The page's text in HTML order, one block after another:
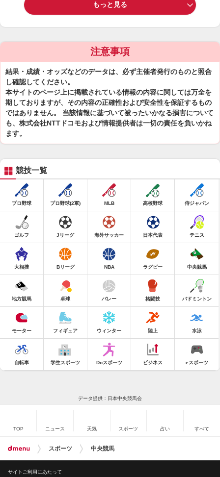
もっと見る
注意事項
結果・成績・オッズなどのデータは、必ず主催者発行のものと照合
し確認してください。
本サイトのページ上に掲載されている情報の内容に関しては万全を
期しておりますが、その内容の正確性および安全性を保証するもの
ではありません。 当該情報に基づいて被ったいかなる損害について
も、株式会社NTTドコモおよび情報提供者は一切の責任を負いかね
ます。
競技一覧
プロ野球 プロ野球(2軍) MLB 高校野球 侍ジャパン
ゴルフ Jリーグ 海外サッカー 日本代表 テニス
大相撲 Bリーグ NBA ラグビー 中央競馬
地方競馬 卓球 バレー 格闘技 バドミントン
モーター フィギュア ウィンター 陸上 水泳
自転車 学生スポーツ Doスポーツ ビジネス eスポーツ
データ提供：日本中央競馬会
TOP ニュース 天気 スポーツ 占い すべて
スポーツ 中央競馬
サイトご利用にあたって